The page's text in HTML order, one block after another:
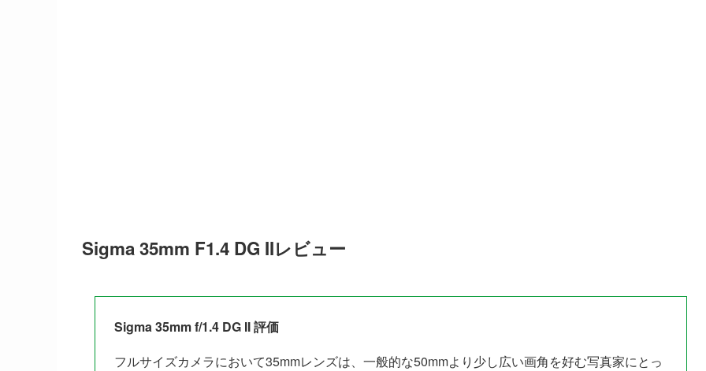
Sigma 35mm F1.4 DG IIレビュー
Sigma 35mm f/1.4 DG II 評価
フルサイズカメラにおいて35mmレンズは、一般的な50mmより少し広い画角を好む写真家にとっ